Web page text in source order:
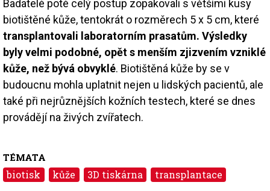
Badatelé poté celý postup zopakovali s většími kusy
biotištěné kůže, tentokrát o rozměrech 5 x 5 cm, které
transplantovali laboratorním prasatům. Výsledky
byly velmi podobné, opět s menším zjizvením vzniklé
kůže, než bývá obvyklé. Biotištěná kůže by se v
budoucnu mohla uplatnit nejen u lidských pacientů, ale
také při nejrůznějších kožních testech, které se dnes
provádějí na živých zvířatech.
TÉMATA
biotisk kůže 3D tiskárna transplantace